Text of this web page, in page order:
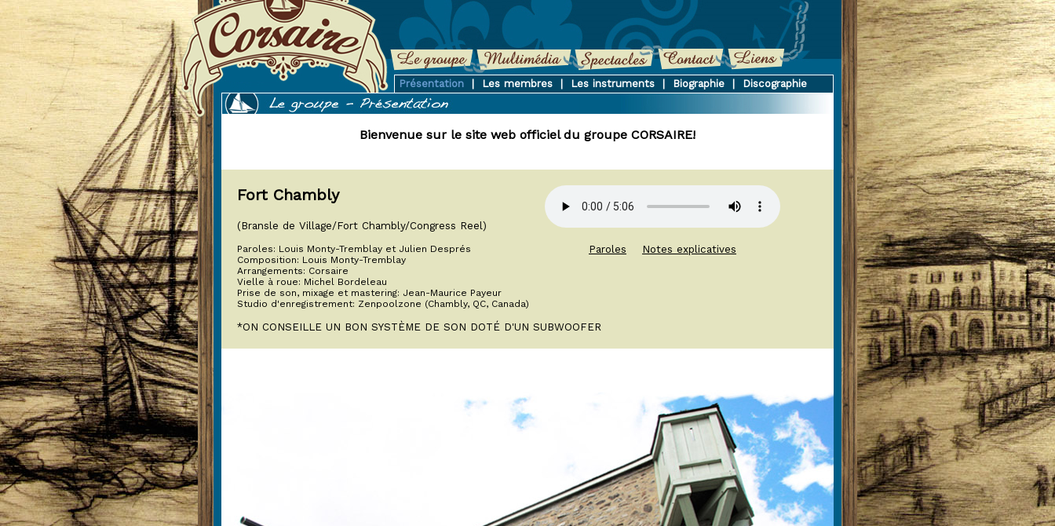
Présentation Les membres Les instruments Biographie Discographie
Bienvenue sur le site web officiel du groupe CORSAIRE!
Fort Chambly
(Bransle de Village/Fort Chambly/Congress Reel)
Paroles: Louis Monty-Tremblay et Julien Després
Composition: Louis Monty-Tremblay
Arrangements: Corsaire
Vielle à roue: Michel Bordeleau
Prise de son, mixage et mastering: Jean-Maurice Payeur
Studio d'enregistrement: Zenpoolzone (Chambly, QC, Canada)
Paroles Notes explicatives
*ON CONSEILLE UN BON SYSTÈME DE SON DOTÉ D'UN SUBWOOFER